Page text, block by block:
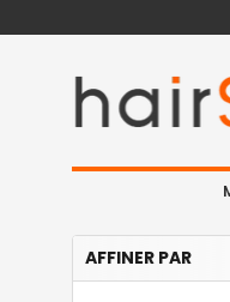
AFFINER PAR